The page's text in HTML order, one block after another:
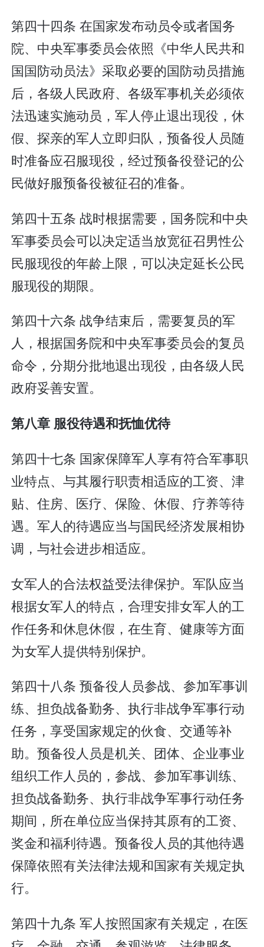
第四十四条 在国家发布动员令或者国务
院、中央军事委员会依照《中华人民共和
国国防动员法》采取必要的国防动员措施
后，各级人民政府、各级军事机关必须依
法迅速实施动员，军人停止退出现役，休
假、探亲的军人立即归队，预备役人员随
时准备应召服现役，经过预备役登记的公
民做好服预备役被征召的准备。
第四十五条 战时根据需要，国务院和中央
军事委员会可以决定适当放宽征召男性公
民服现役的年龄上限，可以决定延长公民
服现役的期限。
第四十六条 战争结束后，需要复员的军
人，根据国务院和中央军事委员会的复员
命令，分期分批地退出现役，由各级人民
政府妥善安置。
第八章 服役待遇和抚恤优待
第四十七条 国家保障军人享有符合军事职
业特点、与其履行职责相适应的工资、津
贴、住房、医疗、保险、休假、疗养等待
遇。军人的待遇应当与国民经济发展相协
调，与社会进步相适应。
女军人的合法权益受法律保护。军队应当
根据女军人的特点，合理安排女军人的工
作任务和休息休假，在生育、健康等方面
为女军人提供特别保护。
第四十八条 预备役人员参战、参加军事训
练、担负战备勤务、执行非战争军事行动
任务，享受国家规定的伙食、交通等补
助。预备役人员是机关、团体、企业事业
组织工作人员的，参战、参加军事训练、
担负战备勤务、执行非战争军事行动任务
期间，所在单位应当保持其原有的工资、
奖金和福利待遇。预备役人员的其他待遇
保障依照有关法律法规和国家有关规定执
行。
第四十九条 军人按照国家有关规定，在医